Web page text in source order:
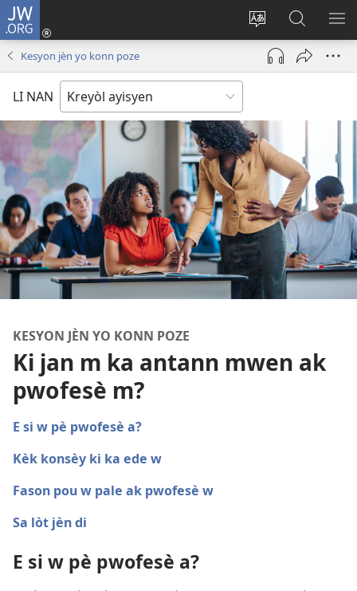
JW.ORG
Chanje
lang
sit
Konekte
(opens
window)
Fè
rechèch
sou
Kesyon jèn yo konn poze
LI NAN
KESYON JÈN YO KONN POZE
Ki jan m ka antann mwen ak
pwofesè m?
E si w pè pwofesè a?
Kèk konsèy ki ka ede w
Fason pou w pale ak pwofesè w
Sa lòt jèn di
E si w pè pwofesè a?